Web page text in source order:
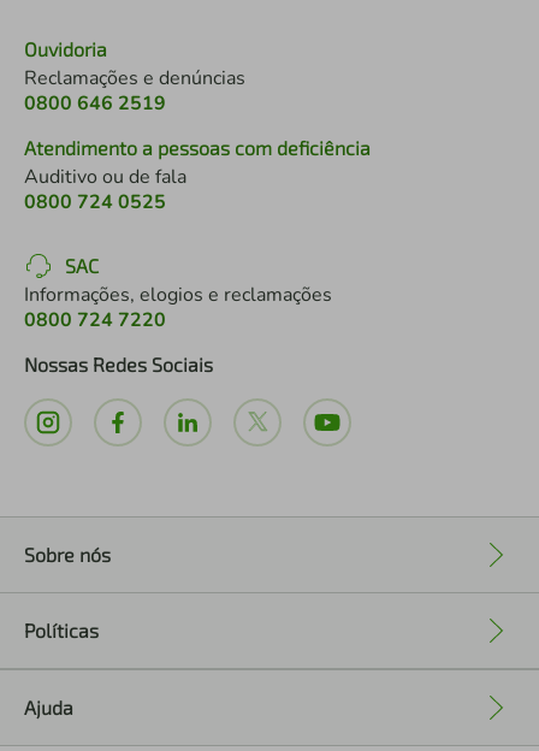
Ouvidoria
Reclamações e denúncias
0800 646 2519
Atendimento a pessoas com deficiência
Auditivo ou de fala
0800 724 0525
SAC
Informações, elogios e reclamações
0800 724 7220
Nossas Redes Sociais
Sobre nós
Políticas
Ajuda